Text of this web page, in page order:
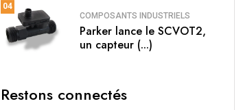
04
COMPOSANTS INDUSTRIELS
Parker lance le SCVOT2,
un capteur (...)
Restons connectés